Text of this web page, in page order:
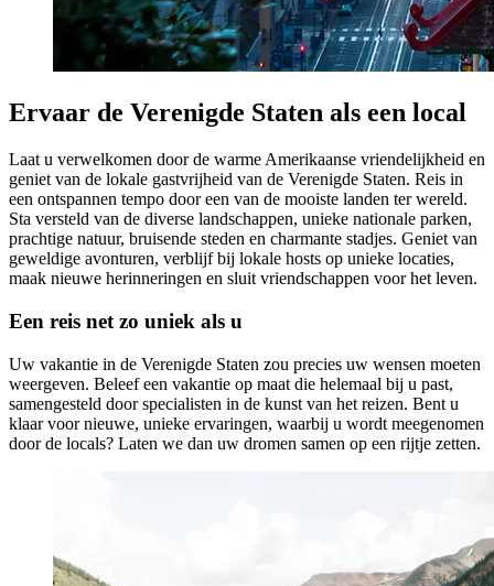
Ervaar de Verenigde Staten als een local
Laat u verwelkomen door de warme Amerikaanse vriendelijkheid en
geniet van de lokale gastvrijheid van de Verenigde Staten. Reis in
een ontspannen tempo door een van de mooiste landen ter wereld.
Sta versteld van de diverse landschappen, unieke nationale parken,
prachtige natuur, bruisende steden en charmante stadjes. Geniet van
geweldige avonturen, verblijf bij lokale hosts op unieke locaties,
maak nieuwe herinneringen en sluit vriendschappen voor het leven.
Een reis net zo uniek als u
Uw vakantie in de Verenigde Staten zou precies uw wensen moeten
weergeven. Beleef een vakantie op maat die helemaal bij u past,
samengesteld door specialisten in de kunst van het reizen. Bent u
klaar voor nieuwe, unieke ervaringen, waarbij u wordt meegenomen
door de locals? Laten we dan uw dromen samen op een rijtje zetten.